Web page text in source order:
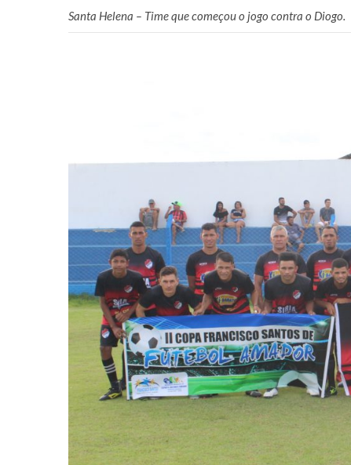
Santa Helena – Time que começou o jogo contra o Diogo.